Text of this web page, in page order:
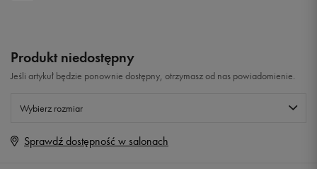
Produkt niedostępny
Jeśli artykuł będzie ponownie dostępny, otrzymasz od nas powiadomienie.
Wybierz rozmiar
Rozmiary EU
Sprawdź dostępność w salonach